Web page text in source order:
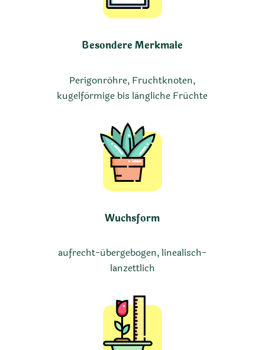
Besondere Merkmale
Perigonröhre, Fruchtknoten,
kugelförmige bis längliche Früchte
Wuchsform
aufrecht-übergebogen, linealisch-
lanzettlich